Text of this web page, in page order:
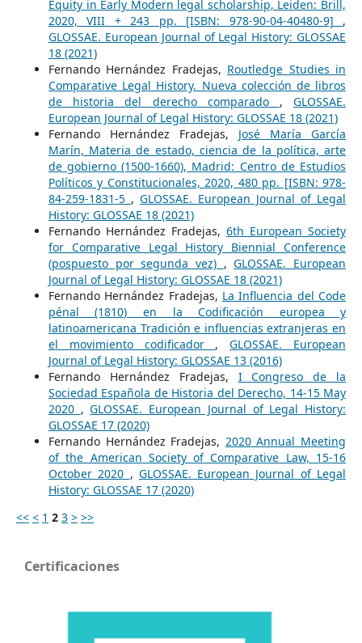
Equity in Early Modern legal scholarship, Leiden: Brill,
2020, VIII + 243 pp. [ISBN: 978-90-04-40480-9] ,
GLOSSAE. European Journal of Legal History: GLOSSAE
18 (2021)
Fernando Hernández Fradejas, Routledge Studies in
Comparative Legal History. Nueva colección de libros
de historia del derecho comparado ,GLOSSAE.
European Journal of Legal History: GLOSSAE 18 (2021)
Fernando Hernández Fradejas, José María García
Marín, Materia de estado, ciencia de la política, arte
de gobierno (1500-1660), Madrid: Centro de Estudios
Políticos y Constitucionales, 2020, 480 pp. [ISBN: 978-
84-259-1831-5 , GLOSSAE. European Journal of Legal
History: GLOSSAE 18 (2021)
Fernando Hernández Fradejas,6th European Society
for Comparative Legal History Biennial Conference
(pospuesto por segunda vez) ,GLOSSAE. European
Journal of Legal History: GLOSSAE 18 (2021)
Fernando Hernández Fradejas, La Influencia del Code
pénal (1810) en la Codificación europea y
latinoamericana Tradición e influencias extranjeras en
el movimiento codificador ,GLOSSAE. European
Journal of Legal History: GLOSSAE 13 (2016)
Fernando Hernández Fradejas, I Congreso de la
Sociedad Española de Historia del Derecho, 14-15 May
2020 ,GLOSSAE. European Journal of Legal History:
GLOSSAE 17 (2020)
Fernando Hernández Fradejas, 2020 Annual Meeting
of the American Society of Comparative Law, 15-16
October 2020 , GLOSSAE. European Journal of Legal
History: GLOSSAE 17 (2020)
<< < 1 2 3 > >>
Certificaciones